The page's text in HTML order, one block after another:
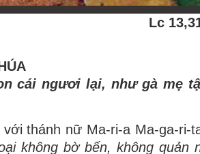
Lc
cái ngươi lại, như gà mẹ
với thánh nữ Ma-ri-a Ma-ga-ri-
không bờ bến, không